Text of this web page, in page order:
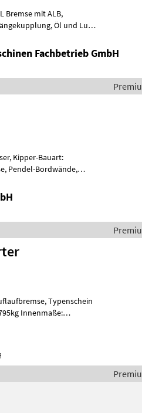
Bremse mit ALB,
Fachbetrieb GmbH
Kipper-Bauart:
Pendel-Bordwände,
Typenschein